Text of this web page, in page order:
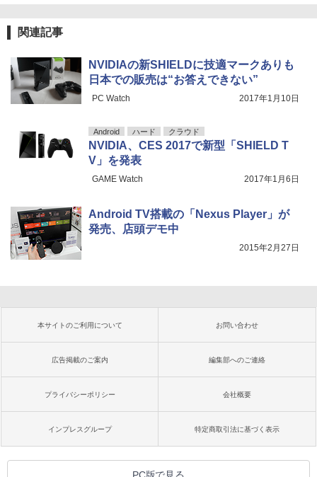
関連記事
NVIDIAの新SHIELDに技適マークありも
日本での販売は“お答えできない”
PC Watch 2017年1月10日
Android ハード クラウド
NVIDIA、CES 2017で新型「SHIELD T
V」を発表
GAME Watch 2017年1月6日
Android TV搭載の「Nexus Player」が
発売、店頭デモ中
2015年2月27日
本サイトのご利用について お問い合わせ
広告掲載のご案内 編集部へのご連絡
プライバシーポリシー 会社概要
インプレスグループ 特定商取引法に基づく表示